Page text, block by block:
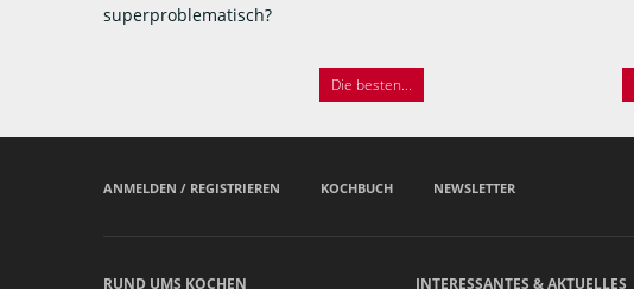
superproblematisch?
Die besten...
ANMELDEN / REGISTRIEREN KOCHBUCH NEWSLETTER
RUND UMS KOCHEN INTERESSANTES & AKTUELLES